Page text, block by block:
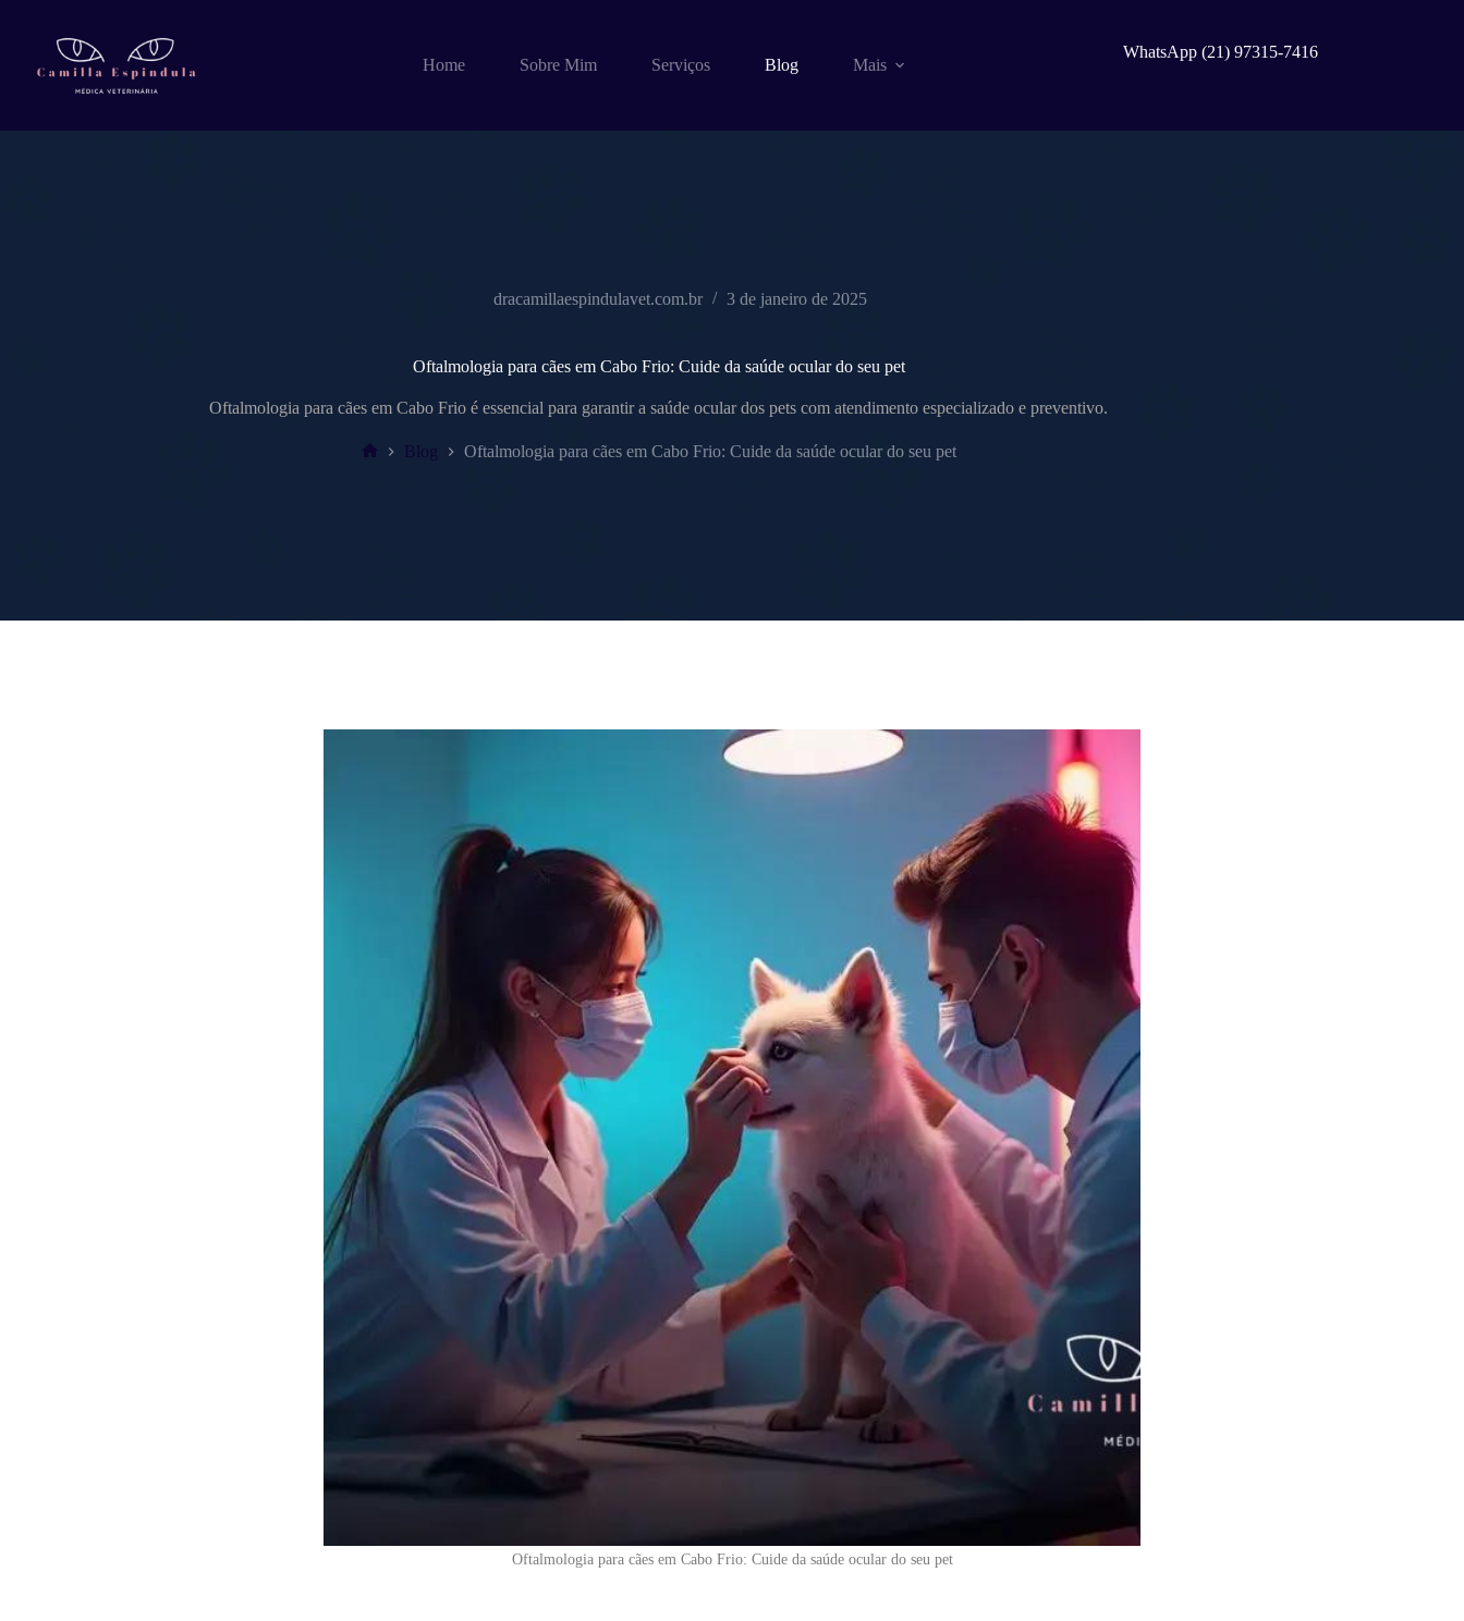
conteúdo
Home Sobre Mim Serviços Blog Mais
WhatsApp (21) 97315-7416
dracamillaespindulavet.com.br 3 de janeiro de 2025
Oftalmologia para cães em Cabo Frio: Cuide da saúde ocular do seu pet
Oftalmologia para cães em Cabo Frio é essencial para garantir a saúde ocular dos pets com atendimento especializado e preventivo.
Blog Oftalmologia para cães em Cabo Frio: Cuide da saúde ocular do seu pet
Oftalmologia para cães em Cabo Frio: Cuide da saúde ocular do seu pet